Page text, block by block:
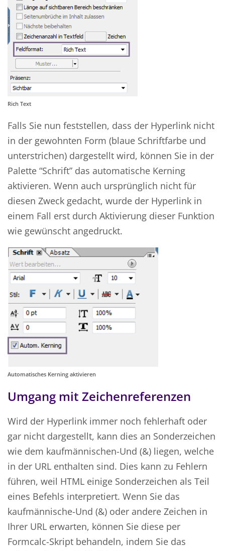
Rich Text
Falls Sie nun feststellen, dass der Hyperlink nicht
in der gewohnten Form (blaue Schriftfarbe und
unterstrichen) dargestellt wird, können Sie in der
Palette “Schrift” das automatische Kerning
aktivieren. Wenn auch ursprünglich nicht für
diesen Zweck gedacht, wurde der Hyperlink in
einem Fall erst durch Aktivierung dieser Funktion
wie gewünscht angedruckt.
Automatisches Kerning aktivieren
Umgang mit Zeichenreferenzen
Wird der Hyperlink immer noch fehlerhaft oder
gar nicht dargestellt, kann dies an Sonderzeichen
wie dem kaufmännischen-Und (&) liegen, welche
in der URL enthalten sind. Dies kann zu Fehlern
führen, weil HTML einige Sonderzeichen als Teil
eines Befehls interpretiert. Wenn Sie das
kaufmännische-Und (&) oder andere Zeichen in
Ihrer URL erwarten, können Sie diese per
Formcalc-Skript behandeln, indem Sie das